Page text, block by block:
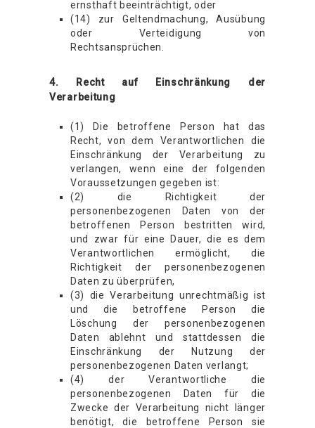
ernsthaft beeinträchtigt, oder
(14) zur Geltendmachung, Ausübung
oder Verteidigung von
Rechtsansprüchen.
4. Recht auf Einschränkung der
Verarbeitung
(1) Die betroffene Person hat das
Recht, von dem Verantwortlichen die
Einschränkung der Verarbeitung zu
verlangen, wenn eine der folgenden
Voraussetzungen gegeben ist:
(2) die Richtigkeit der
personenbezogenen Daten von der
betroffenen Person bestritten wird,
und zwar für eine Dauer, die es dem
Verantwortlichen ermöglicht, die
Richtigkeit der personenbezogenen
Daten zu überprüfen,
(3) die Verarbeitung unrechtmäßig ist
und die betroffene Person die
Löschung der personenbezogenen
Daten ablehnt und stattdessen die
Einschränkung der Nutzung der
personenbezogenen Daten verlangt;
(4) der Verantwortliche die
personenbezogenen Daten für die
Zwecke der Verarbeitung nicht länger
benötigt, die betroffene Person sie